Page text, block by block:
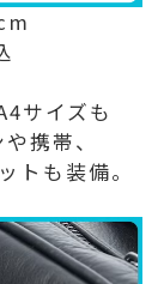
サイズも
携帯、
トも装備。